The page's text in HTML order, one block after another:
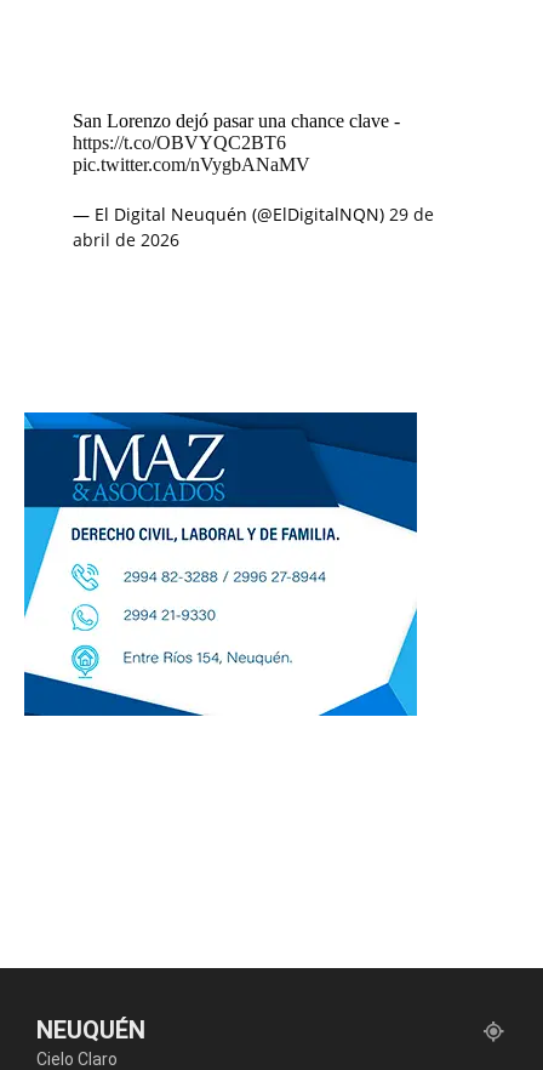
San Lorenzo dejó pasar una chance clave -
https://t.co/OBVYQC2BT6
pic.twitter.com/nVygbANaMV
— El Digital Neuquén (@ElDigitalNQN) 29 de
abril de 2026
NEUQUÉN
Cielo Claro